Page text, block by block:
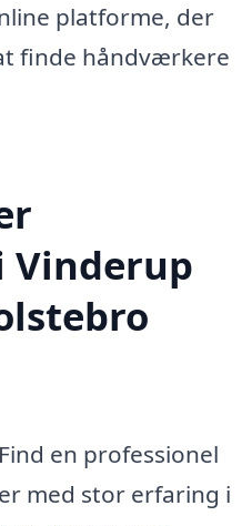
platforme, der
finde håndværkere
en professionel
med stor erfaring i